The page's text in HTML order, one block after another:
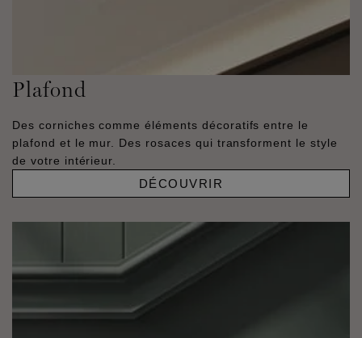
Plafond
Des corniches comme éléments décoratifs entre le
plafond et le mur. Des rosaces qui transforment le style
de votre intérieur.
DÉCOUVRIR